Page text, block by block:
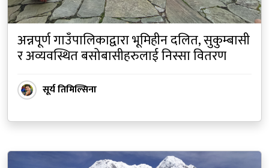
अन्नपूर्ण गाउँपालिकाद्वारा भूमिहीन दलित, सुकुम्बासी
र अव्यवस्थित बसोबासीहरुलाई निस्सा वितरण
सूर्य तिमिल्सिना